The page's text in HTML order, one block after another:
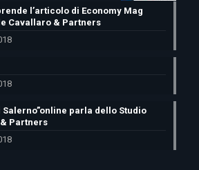
l’articolo di Economy Mag
Cavallaro & Partners
Salerno”online parla dello Studio
Partners